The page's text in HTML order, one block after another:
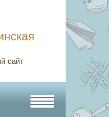
сайт